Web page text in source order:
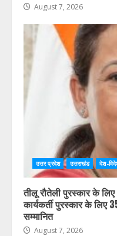
August 7, 2026
उत्तर प्रदेश उत्तराखंड देश-
तीलू रौतेली पुरस्कार के
कार्यकर्ती पुरस्कार के लिए
सम्मानित
August 7, 2026